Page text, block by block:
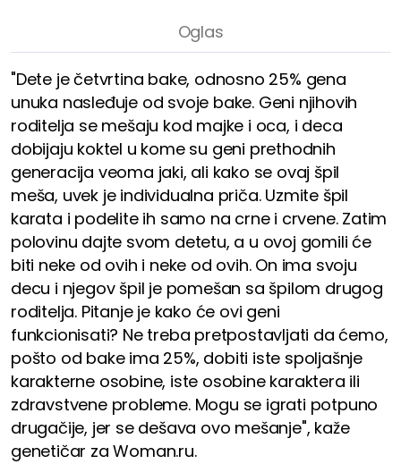
"Dete je četvrtina bake, odnosno 25% gena
unuka nasleđuje od svoje bake. Geni njihovih
roditelja se mešaju kod majke i oca, i deca
dobijaju koktel u kome su geni prethodnih
generacija veoma jaki, ali kako se ovaj špil
meša, uvek je individualna priča. Uzmite špil
karata i podelite ih samo na crne i crvene. Zatim
polovinu dajte svom detetu, a u ovoj gomili će
biti neke od ovih i neke od ovih. On ima svoju
decu i njegov špil je pomešan sa špilom drugog
roditelja. Pitanje je kako će ovi geni
funkcionisati? Ne treba pretpostavljati da ćemo,
pošto od bake ima 25%, dobiti iste spoljašnje
karakterne osobine, iste osobine karaktera ili
zdravstvene probleme. Mogu se igrati potpuno
drugačije, jer se dešava ovo mešanje", kaže
genetičar za Woman.ru.